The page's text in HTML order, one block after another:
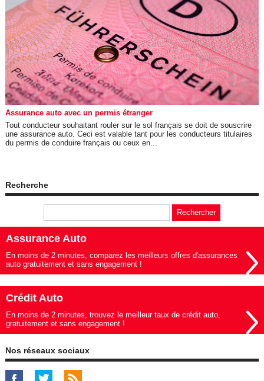
Assurance auto avec un permis étranger
Tout conducteur souhaitant rouler sur le sol français se doit de souscrire
une assurance auto. Ceci est valable tant pour les conducteurs titulaires
du permis de conduire français ou ceux en...
Recherche
Assurance Auto
En moins de 2 minutes, comparez les meilleurs offres d'assurances
auto gratuitement et sans engagement !
Crédit Auto
En moins de 2 minutes, trouvez le meilleur taux de crédit auto,
gratuitement et sans engagement !
Nos réseaux sociaux